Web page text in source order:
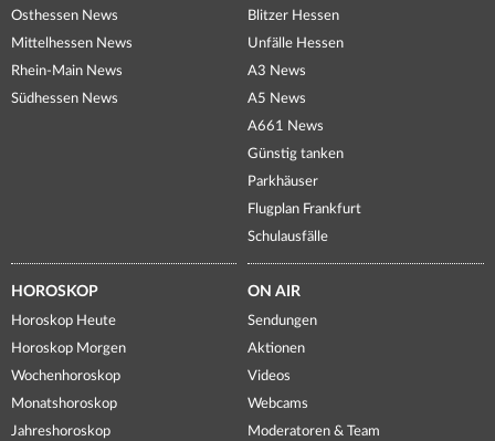
Osthessen News
Mittelhessen News
Rhein-Main News
Südhessen News
Blitzer Hessen
Unfälle Hessen
A3 News
A5 News
A661 News
Günstig tanken
Parkhäuser
Flugplan Frankfurt
Schulausfälle
HOROSKOP
Horoskop Heute
Horoskop Morgen
Wochenhoroskop
Monatshoroskop
Jahreshoroskop
ON AIR
Sendungen
Aktionen
Videos
Webcams
Moderatoren & Team